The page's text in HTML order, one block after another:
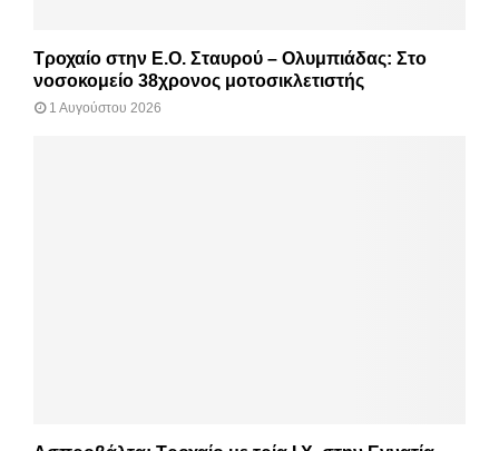
Τροχαίο στην Ε.Ο. Σταυρού – Ολυμπιάδας: Στο
νοσοκομείο 38χρονος μοτοσικλετιστής
1 Αυγούστου 2026